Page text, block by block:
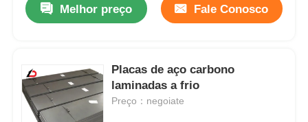
Melhor preço Fale Conosco
Placas de aço carbono
laminadas a frio
Preço：negoiate